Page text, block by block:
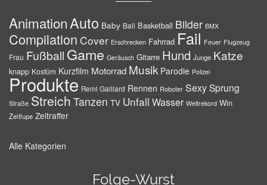
AnimationAuto Baby Ball Basketball Bilder BMX
Compilation Cover Erschrecken Fahrrad Fail Feuer Flugzeug
Frau Fußball Game Geräusch Gitarre Hund Junge Katze
knapp Kostüm Kurzfilm Motorrad Musik Parodie Polizei
Produkte Remi Gaillard Rennen Roboter SexySprung
Straße Streich Tanzen TV Unfall Wasser Weltrekord Win
Zeitlupe Zeitraffer
Alle Kategorien
Folge-Wurst